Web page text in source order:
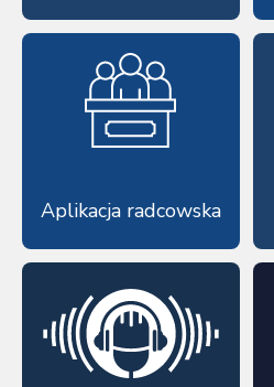
Aplikacja radcowska